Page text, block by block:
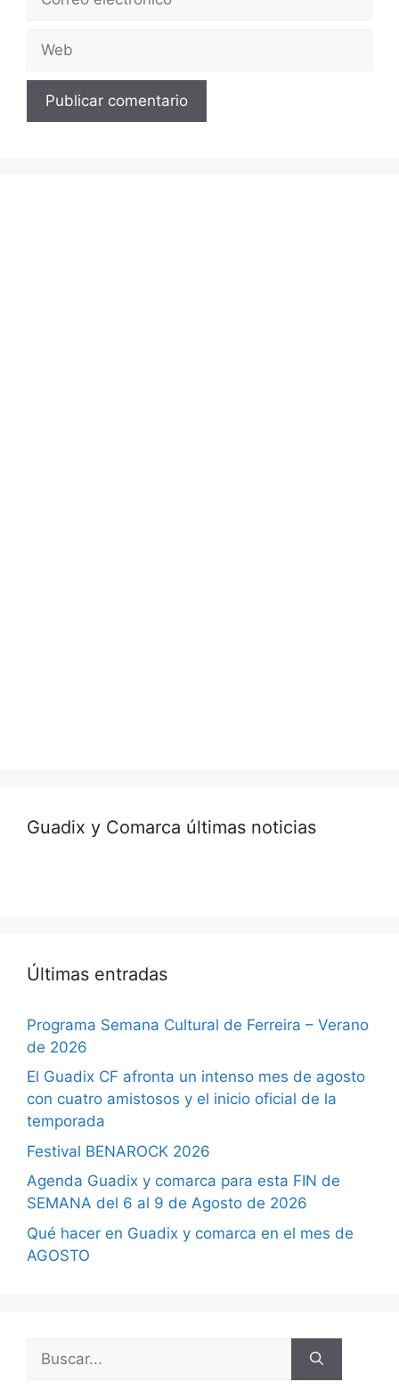
electrónico
Guadix y Comarca últimas noticias
Últimas entradas
Programa Semana Cultural de Ferreira – Verano
de 2026
El Guadix CF afronta un intenso mes de agosto
con cuatro amistosos y el inicio oficial de la
temporada
Festival BENAROCK 2026
Agenda Guadix y comarca para esta FIN de
SEMANA del 6 al 9 de Agosto de 2026
Qué hacer en Guadix y comarca en el mes de
AGOSTO